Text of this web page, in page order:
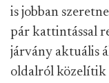
is jobban
pár kattintással
járvány aktuális
oldalról közelítik